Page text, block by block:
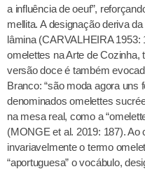
a influência de oeuf”,
mellita. A designação deriva
lâmina (CARVALHEIRA
omelettes na Arte de Cozinha,
versão doce é também
Branco: “são moda agora uns
denominados omelettes
na mesa real, como a
(MONGE et al. 2019: 187).
invariavelmente o termo
“aportuguesa” o vocábulo,